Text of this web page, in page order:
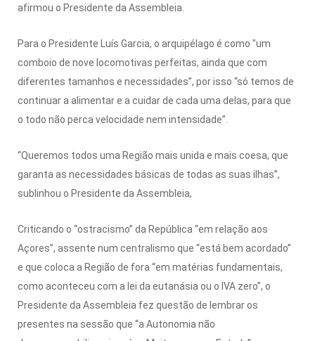
afirmou o Presidente da Assembleia.
Para o Presidente Luís Garcia, o arquipélago é como "um
comboio de nove locomotivas perfeitas, ainda que com
diferentes tamanhos e necessidades”, por isso “só temos de
continuar a alimentar e a cuidar de cada uma delas, para que
o todo não perca velocidade nem intensidade”.
“Queremos todos uma Região mais unida e mais coesa, que
garanta as necessidades básicas de todas as suas ilhas”,
sublinhou o Presidente da Assembleia,
Criticando o “ostracismo” da República “em relação aos
Açores”, assente num centralismo que “está bem acordado”
e que coloca a Região de fora “em matérias fundamentais,
como aconteceu com a lei da eutanásia ou o IVA zero”, o
Presidente da Assembleia fez questão de lembrar os
presentes na sessão que “a Autonomia não